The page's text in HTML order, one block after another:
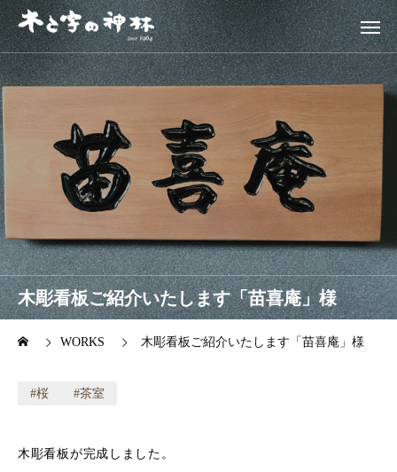
木彫看板ご紹介いたします「苗喜庵」様
WORKS 木彫看板ご紹介いたします「苗喜庵」様
桜 茶室
木彫看板が完成しました。